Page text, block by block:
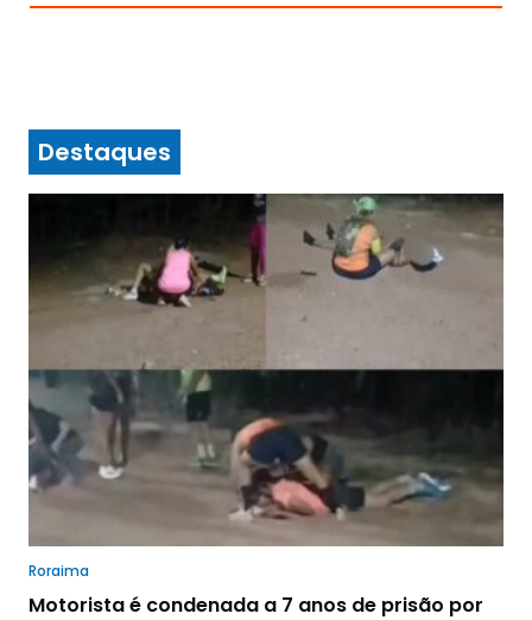
Destaques
Roraima
Motorista é condenada a 7 anos de prisão por